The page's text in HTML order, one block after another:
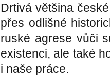
Drtivá většina
přes odlišné
ruské agrese vůči
existenci, ale také
i naše práce.